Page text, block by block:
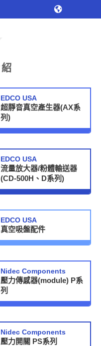
EDCO USA
超靜音真空產生器(AX系
列)
EDCO USA
流量放大器/粉體輸送器
(CD-500H、D系列)
EDCO USA
真空吸盤配件
Nidec Components
壓力傳感器(module) P系
列
Nidec Components
壓力開關 PS系列